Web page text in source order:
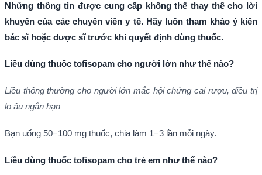
Những thông tin được cung cấp không thể thay thế cho lời
khuyên của các chuyên viên y tế. Hãy luôn tham khảo ý kiến
bác sĩ hoặc dược sĩ trước khi quyết định dùng thuốc.
Liều dùng thuốc tofisopam cho người lớn như thế nào?
Liều thông thường cho người lớn mắc hội chứng cai rượu, điều trị
lo âu ngắn hạn
Bạn uống 50−100 mg thuốc, chia làm 1−3 lần mỗi ngày.
Liều dùng thuốc tofisopam cho trẻ em như thế nào?